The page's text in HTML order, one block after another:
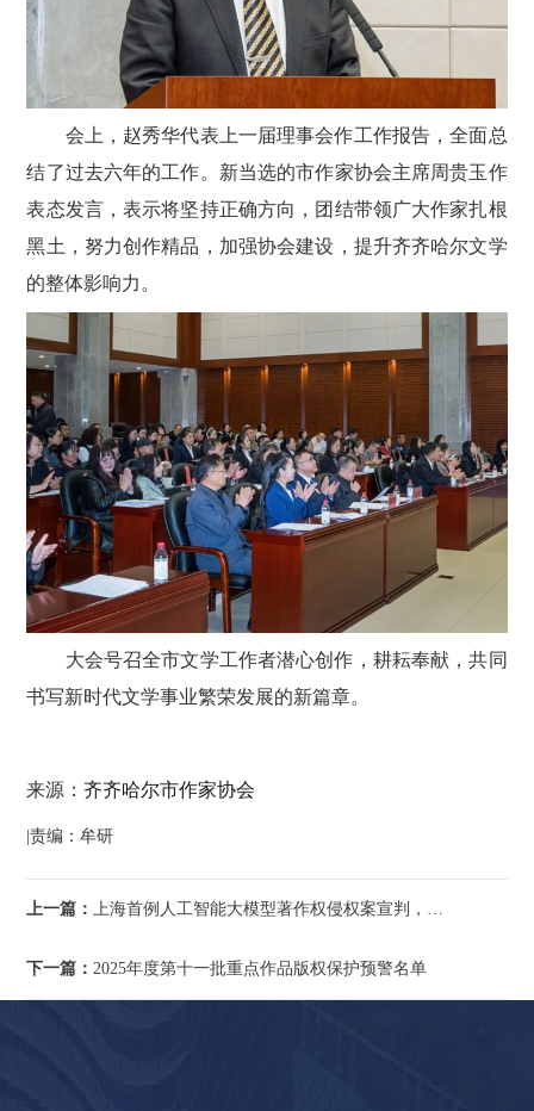
会上，赵秀华代表上一届理事会作工作报告，全面总
结了过去六年的工作。新当选的市作家协会主席周贵玉作
表态发言，表示将坚持正确方向，团结带领广大作家扎根
黑土，努力创作精品，加强协会建设，提升齐齐哈尔文学
的整体影响力。
大会号召全市文学工作者潜心创作，耕耘奉献，共同
书写新时代文学事业繁荣发展的新篇章。
来源：齐齐哈尔市作家协会
|责编：牟研
上一篇：上海首例人工智能大模型著作权侵权案宣判，用户被判赔偿5万元
下一篇：2025年度第十一批重点作品版权保护预警名单